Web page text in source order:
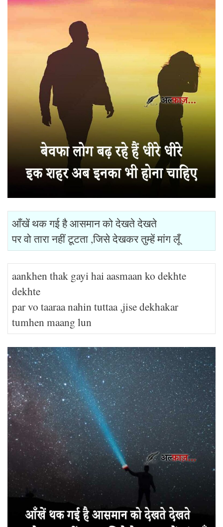
आँखें थक गई है आसमान को देखते देखते
पर वो तारा नहीं टूटता ,जिसे देखकर तुम्हें मांग लूँ
aankhen thak gayi hai aasmaan ko dekhte
dekhte
par vo taaraa nahin tuttaa ,jise dekhakar
tumhen maang lun